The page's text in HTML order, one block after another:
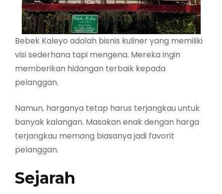
Bebek Kaleyo adalah bisnis kuliner yang memiliki
visi sederhana tapi mengena. Mereka ingin
memberikan hidangan terbaik kepada
pelanggan.
Namun, harganya tetap harus terjangkau untuk
banyak kalangan. Masakan enak dengan harga
terjangkau memang biasanya jadi favorit
pelanggan.
Sejarah